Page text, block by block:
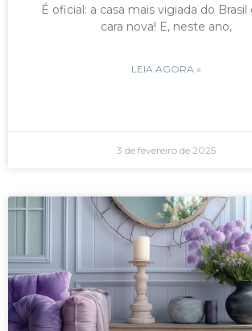
É oficial: a casa mais vigiada do Brasil
cara nova! E, neste ano,
LEIA AGORA »
3 de fevereiro de 2025